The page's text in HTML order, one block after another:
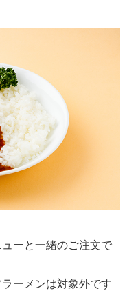
ーと一緒のご注文で
ーメンは対象外です